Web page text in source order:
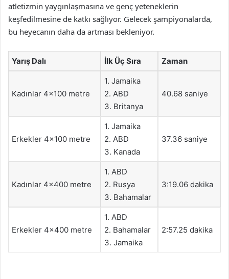
atletizmin yaygınlaşmasına ve genç yeteneklerin
keşfedilmesine de katkı sağlıyor. Gelecek şampiyonalarda,
bu heyecanın daha da artması bekleniyor.
Yarış Dalı İlk Üç Sıra Zaman
Kadınlar 4×100 metre
1. Jamaika
2. ABD
3. Britanya
40.68 saniye
Erkekler 4×100 metre
1. Jamaika
2. ABD
3. Kanada
37.36 saniye
Kadınlar 4×400 metre
1. ABD
2. Rusya
3. Bahamalar
3:19.06 dakika
Erkekler 4×400 metre
1. ABD
2. Bahamalar
3. Jamaika
2:57.25 dakika